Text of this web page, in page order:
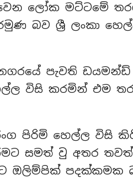
ලෝක මට්ටමේ
බව ශ්‍රී ලංකා
පැවති ඩයමන්ඩ්
විසි කරමින් එම
පිරිමි හෙල්ල විසි
සමත් වු අතර
ඔලිම්පික් පදක්කමක